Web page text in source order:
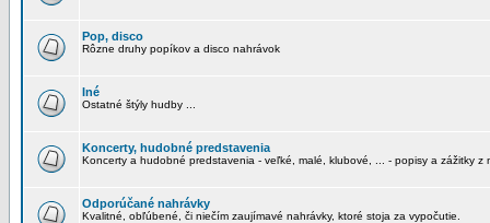
Pop, disco
Rôzne druhy popíkov a disco nahrávok
Iné
Ostatné štýly hudby ...
Koncerty, hudobné predstavenia
Koncerty a hudobné predstavenia - veľké, malé, klubové, ... - popisy a zážitky z
Odporúčané nahrávky
Kvalitné, obľúbené, či niečím zaujímavé nahrávky, ktoré stoja za vypočutie.